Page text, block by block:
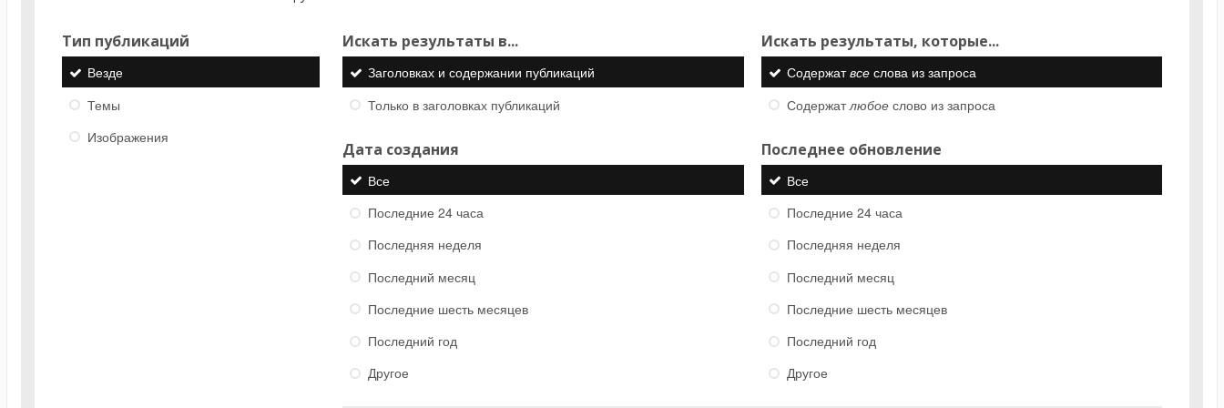
Тип публикаций
Везде
Темы
Изображения
Искать результаты в...
Заголовках и содержании публикаций
Только в заголовках публикаций
Искать результаты, которые...
Содержатвсеслова из запроса
Содержатлюбоеслово из запроса
Дата создания
Все
Последние 24 часа
Последняя неделя
Последний месяц
Последние шесть месяцев
Последний год
Другое
Последнее обновление
Все
Последние 24 часа
Последняя неделя
Последний месяц
Последние шесть месяцев
Последний год
Другое